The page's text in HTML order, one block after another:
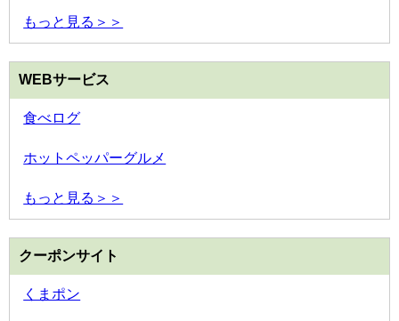
もっと見る＞＞
WEBサービス
食べログ
ホットペッパーグルメ
もっと見る＞＞
クーポンサイト
くまポン